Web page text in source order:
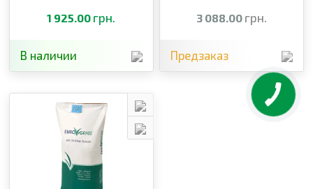
1 925.00 грн.
В наличии
3 088.00 грн.
Предзаказ